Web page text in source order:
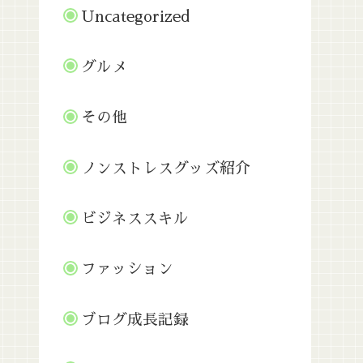
Uncategorized
グルメ
その他
ノンストレスグッズ紹介
ビジネススキル
ファッション
ブログ成長記録